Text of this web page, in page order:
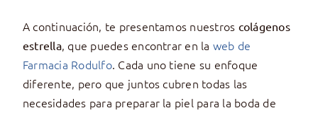
A continuación, te presentamos nuestros colágenos
estrella, que puedes encontrar en la web de
Farmacia Rodulfo. Cada uno tiene su enfoque
diferente, pero que juntos cubren todas las
necesidades para preparar la piel para la boda de